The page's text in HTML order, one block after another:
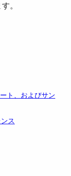
。
ト、およびサン
ス